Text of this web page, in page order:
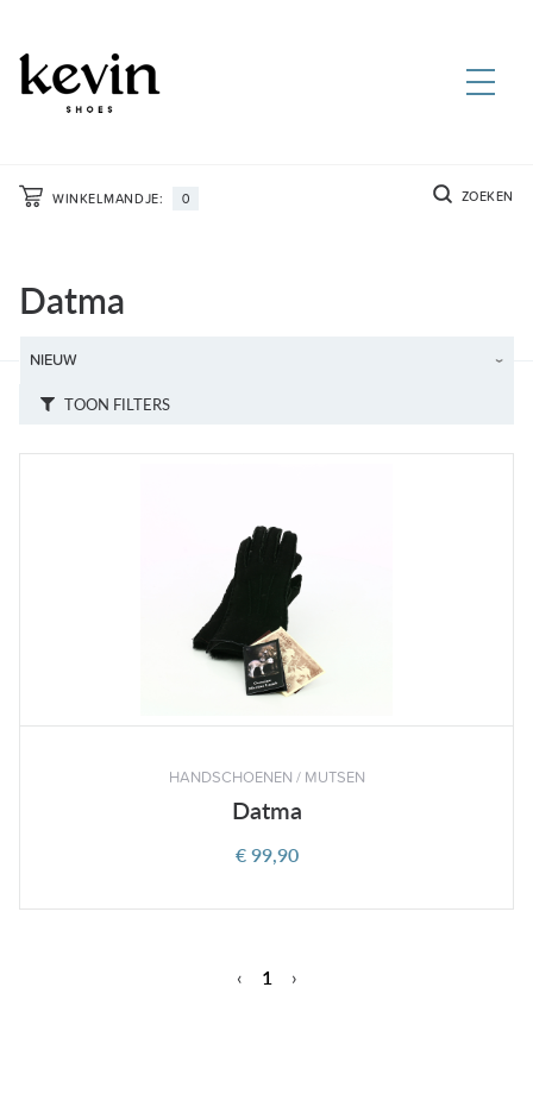
WINKELMANDJE: 0 ZOEKEN
Datma
TOON FILTERS
HANDSCHOENEN / MUTSEN
Datma
€ 99,90
‹ 1 ›